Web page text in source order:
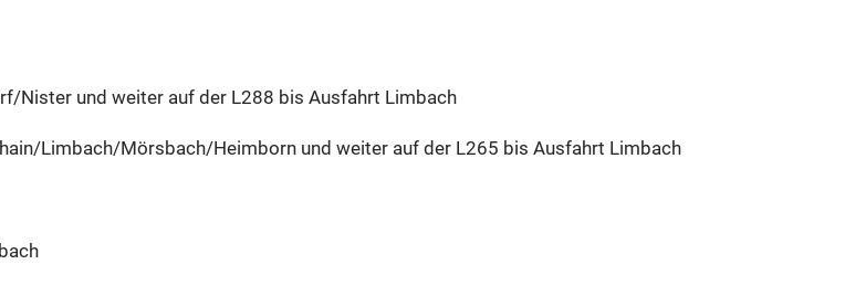
Nister und weiter auf der L288 bis Ausfahrt Limbach
Limbach/Mörsbach/Heimborn und weiter auf der L265 bis Ausfahrt Limbach